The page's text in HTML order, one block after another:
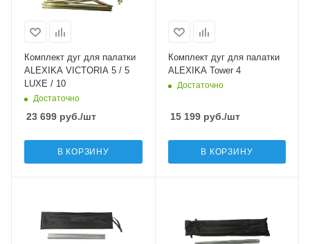
Комплект дуг для палатки
ALEXIKA VICTORIA 5 / 5
LUXE / 10
Достаточно
23 699 руб./шт
В КОРЗИНУ
Комплект дуг для палатки
ALEXIKA Tower 4
Достаточно
15 199руб./шт
В КОРЗИНУ